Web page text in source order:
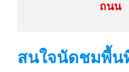
ถนน
สนใจนัดชมพื้น